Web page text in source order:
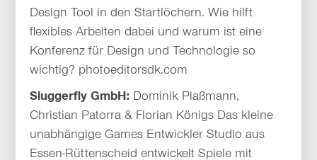
Design Tool in den Startlöchern. Wie hilft
flexibles Arbeiten dabei und warum ist eine
Konferenz für Design und Technologie so
wichtig? photoeditorsdk.com
Sluggerfly GmbH: Dominik Plaßmann,
Christian Patorra & Florian Königs Das kleine
unabhängige Games Entwickler Studio aus
Essen-Rüttenscheid entwickelt Spiele mit